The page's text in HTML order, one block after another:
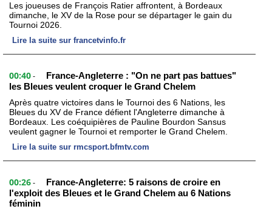
Les joueuses de François Ratier affrontent, à Bordeaux
dimanche, le XV de la Rose pour se départager le gain du
Tournoi 2026.
Lire la suite sur francetvinfo.fr
00:40 -
France-Angleterre : "On ne part pas battues"
les Bleues veulent croquer le Grand Chelem
Après quatre victoires dans le Tournoi des 6 Nations, les
Bleues du XV de France défient l'Angleterre dimanche à
Bordeaux. Les coéquipières de Pauline Bourdon Sansus
veulent gagner le Tournoi et remporter le Grand Chelem.
Lire la suite sur rmcsport.bfmtv.com
00:26 -
France-Angleterre: 5 raisons de croire en
l'exploit des Bleues et le Grand Chelem au 6 Nations
féminin